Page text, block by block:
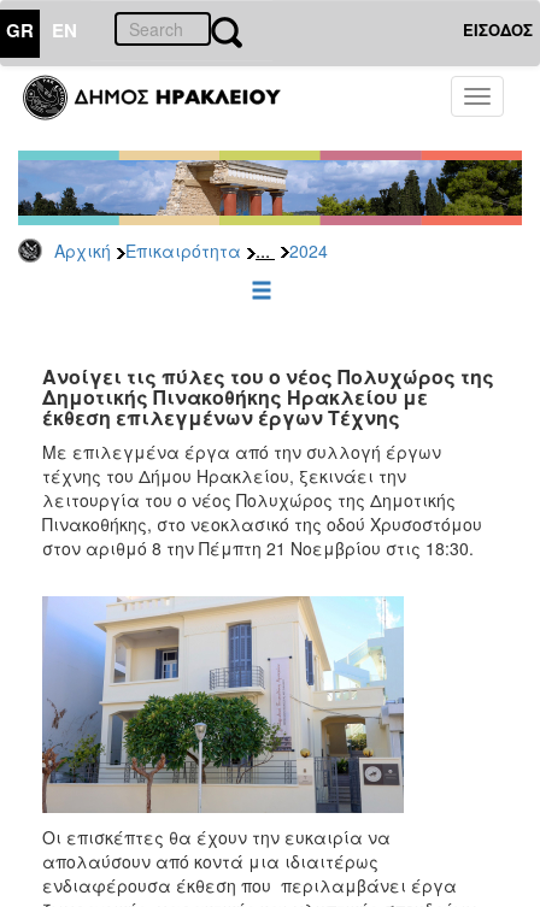
GR EN ΕΙΣΟΔΟΣ
Toggle
Αρχική Επικαιρότητα ... 2024
ΕΠΙΚΑΙΡΟΤΗΤΑ
Τύπου
Αρχείο
2026
2025
2022
2021
2020
2019
2018
2017
2016
2015
2013
2012
2011
2010
2006
Ανοίγει τις πύλες του ο νέος Πολυχώρος της
Δημοτικής Πινακοθήκης Ηρακλείου με
έκθεση επιλεγμένων έργων Τέχνης
Με επιλεγμένα έργα από την συλλογή έργων
τέχνης του Δήμου Ηρακλείου, ξεκινάει την
λειτουργία του ο νέος Πολυχώρος της Δημοτικής
Πινακοθήκης, στο νεοκλασικό της οδού Χρυσοστόμου
στον αριθμό 8 την Πέμπτη 21 Νοεμβρίου στις 18:30.
Οι επισκέπτες θα έχουν την ευκαιρία να
απολαύσουν από κοντά μια ιδιαιτέρως
ενδιαφέρουσα έκθεση που περιλαμβάνει έργα